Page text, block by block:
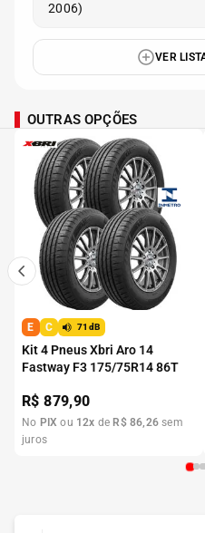
2006)
VER
OUTRAS OPÇÕES
E C 71dB
Kit 4 Pneus Xbri Aro 14
Fastway F3 175/75R14 86T
R$879,90
No PIX ou 12x de R$ 86,26 sem
juros